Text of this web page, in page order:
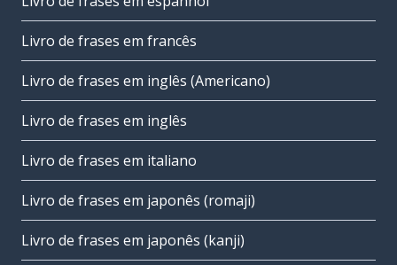
Livro de frases em francês
Livro de frases em inglês (Americano)
Livro de frases em inglês
Livro de frases em italiano
Livro de frases em japonês (romaji)
Livro de frases em japonês (kanji)